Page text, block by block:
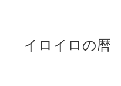
イロイロの暦